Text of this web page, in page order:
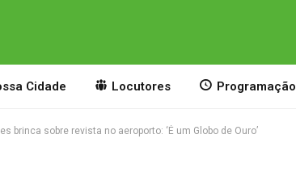
Cidade Locutores Programação
brinca sobre revista no aeroporto: ‘É um Globo de Ouro’